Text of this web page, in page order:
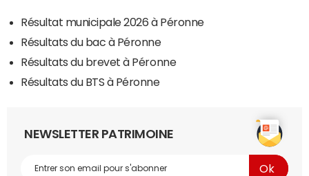
Résultat municipale 2026 à Péronne
Résultats du bac à Péronne
Résultats du brevet à Péronne
Résultats du BTS à Péronne
NEWSLETTER PATRIMOINE